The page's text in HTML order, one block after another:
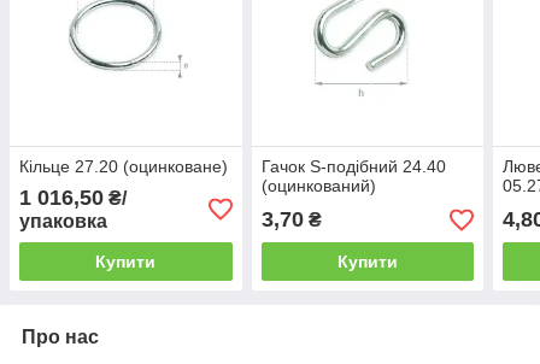
Кільце 27.20 (оцинковане)
1 016,50 ₴/
упаковка
Купити
Гачок S-подібний 24.40
(оцинкований)
3,70₴
Купити
Про нас